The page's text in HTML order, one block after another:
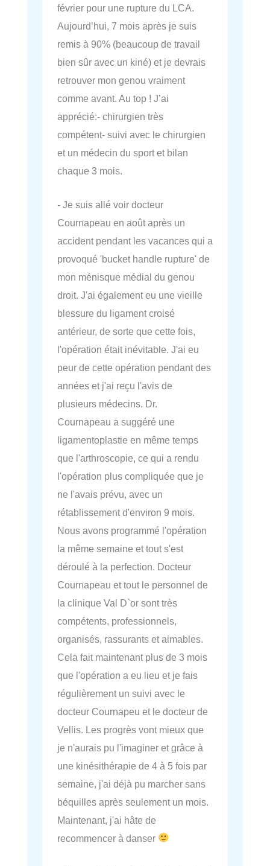
février pour une rupture du LCA.
Aujourd’hui, 7 mois après je suis
remis à 90% (beaucoup de travail
bien sûr avec un kiné) et je devrais
retrouver mon genou vraiment
comme avant. Au top ! J’ai
apprécié:- chirurgien très
compétent- suivi avec le chirurgien
et un médecin du sport et bilan
chaque 3 mois.
- Je suis allé voir docteur
Cournapeau en août après un
accident pendant les vacances qui a
provoqué 'bucket handle rupture' de
mon ménisque médial du genou
droit. J'ai également eu une vieille
blessure du ligament croisé
antérieur, de sorte que cette fois,
l'opération était inévitable. J'ai eu
peur de cette opération pendant des
années et j'ai reçu l'avis de
plusieurs médecins. Dr.
Cournapeau a suggéré une
ligamentoplastie en même temps
que l'arthroscopie, ce qui a rendu
l'opération plus compliquée que je
ne l'avais prévu, avec un
rétablissement d'environ 9 mois.
Nous avons programmé l'opération
la même semaine et tout s'est
déroulé à la perfection. Docteur
Cournapeau et tout le personnel de
la clinique Val D`or sont très
compétents, professionnels,
organisés, rassurants et aimables.
Cela fait maintenant plus de 3 mois
que l'opération a eu lieu et je fais
régulièrement un suivi avec le
docteur Cournapeu et le docteur de
Vellis. Les progrès vont mieux que
je n'aurais pu l'imaginer et grâce à
une kinésithérapie de 4 à 5 fois par
semaine, j'ai déjà pu marcher sans
béquilles après seulement un mois.
Maintenant, j'ai hâte de
recommencer à danser